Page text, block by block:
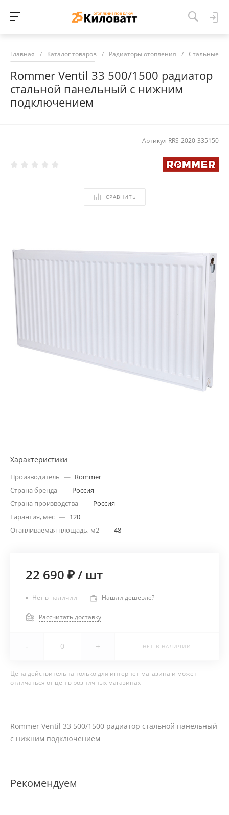
Главная / Каталог товаров / Радиаторы отопления / Стальные
Rommer Ventil 33 500/1500 радиатор
стальной панельный с нижним
подключением
Артикул RRS-2020-335150
СРАВНИТЬ
Характеристики
Производитель — Rommer
Страна бренда — Россия
Страна производства — Россия
Гарантия, мес — 120
Отапливаемая площадь, м2 — 48
22 690 ₽/ шт
Нет в наличии Нашли дешевле?
Рассчитать доставку
- + НЕТ В НАЛИЧИИ
Цена действительна только для интернет-магазина и может
отличаться от цен в розничных магазинах
Rommer Ventil 33 500/1500 радиатор стальной панельный
с нижним подключением
Рекомендуем